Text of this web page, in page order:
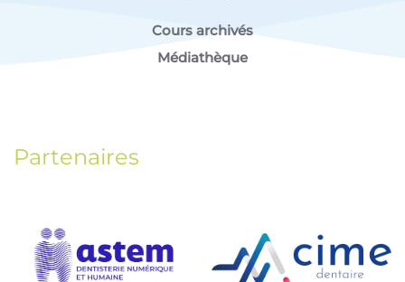
Cours archivés
Médiathèque
Partenaires